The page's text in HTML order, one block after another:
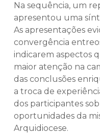
Na sequência, um
apresentou uma
As apresentações
convergência
indicarem aspectos
maior atenção na
das conclusões
a troca de
dos participantes
oportunidades da
Arquidiocese.